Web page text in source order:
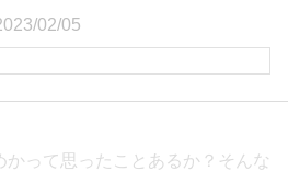
02/05
かって思ったことあるか？そんな